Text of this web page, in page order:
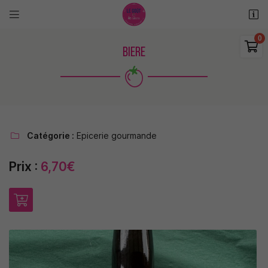
 

Rafraîchir le captcha
BIERE
 Catégorie : Epicerie gourmande
Prix : 6,70€